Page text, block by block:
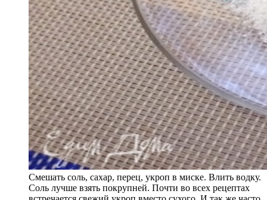
Смешать соль, сахар, перец, укроп в миске. Влить водку.
Соль лучше взять покрупней. Почти во всех рецептах